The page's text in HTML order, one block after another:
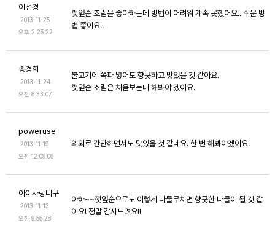
이선경
2013-11-25
오후 2:25:22
깻잎순 조림을 좋아하는데 방법이 어려워 계속 못했어요.. 쉬운 방
법 좋아요..
송경희
2013-11-24
오전 8:33:07
불고기에 쪽파 넣어도 향긋하고 맛있을 것 같아요.
깻잎순 조림은 처음보는데 해봐야 겠어요.
poweruse
2013-11-19
오전 12:09:06
의외로 간단하면서도 맛있을 것 같네요. 한 번 해봐야겠어요.
아이사랑니구
2013-11-13
오전 9:55:28
아하~~깻잎순으로도 이렇게 나물무치면 향긋한 나물이 될 것 같
아요! 정말 감사드려요!!